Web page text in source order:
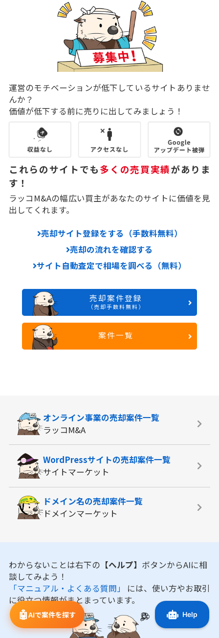
運営のモチベーションが低下しているサイトありませ
んか？
価値が低下する前に売りに出してみましょう！
これらのサイトでも多くの売買実績がありま
す！
ラッコM&Aの幅広い買主があなたのサイトに価値を見
出してくれます。
売却サイト登録をする（手数料無料）
売却の流れを確認する
サイト自動査定で相場を調べる（無料）
売却案件登録
（売却手数料無料）
案件一覧
🤖AIで案件を探す
オンライン事業の売却案件一覧
ラッコM&A
WordPressサイトの売却案件一覧
サイトマーケット
ドメイン名の売却案件一覧
ドメインマーケット
わからないことは右下の 【ヘルプ】 ボタンからAIに相
談してみよう！
「マニュアル・よくある質問」 には、使い方やお取引
に役立つ情報がまとまっています。